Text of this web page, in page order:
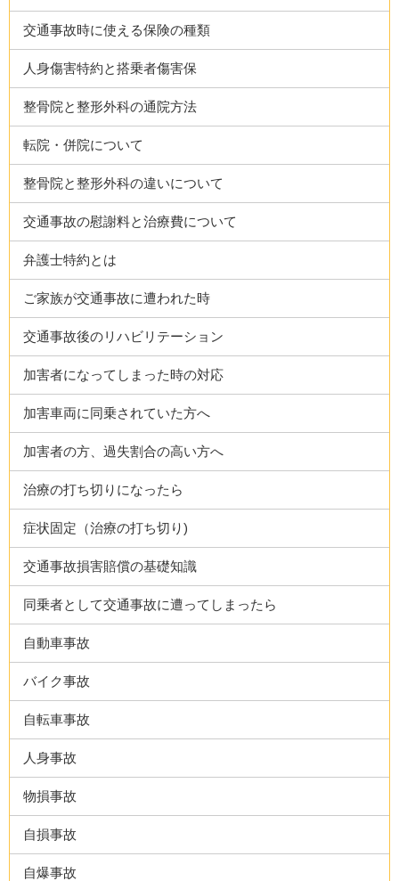
交通事故時に使える保険の種類
人身傷害特約と搭乗者傷害保
整骨院と整形外科の通院方法
転院・併院について
整骨院と整形外科の違いについて
交通事故の慰謝料と治療費について
弁護士特約とは
ご家族が交通事故に遭われた時
交通事故後のリハビリテーション
加害者になってしまった時の対応
加害車両に同乗されていた方へ
加害者の方、過失割合の高い方へ
治療の打ち切りになったら
症状固定（治療の打ち切り)
交通事故損害賠償の基礎知識
同乗者として交通事故に遭ってしまったら
自動車事故
バイク事故
自転車事故
人身事故
物損事故
自損事故
自爆事故